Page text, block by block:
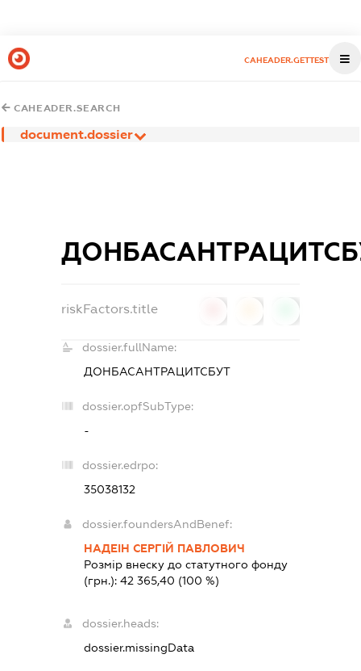
CAHEADER.GETTEST
CAHEADER.SEARCH
document.dossier
riskFactors.title
dossier.fullName:
ДОНБАСАНТРАЦИТСБУТ
dossier.opfSubType:
-
dossier.edrpo:
35038132
dossier.foundersAndBenef:
НАДЕІН СЕРГІЙ ПАВЛОВИЧ
Розмір внеску до статутного фонду
(грн.):42 365,40 (100 %)
dossier.heads:
dossier.missingData